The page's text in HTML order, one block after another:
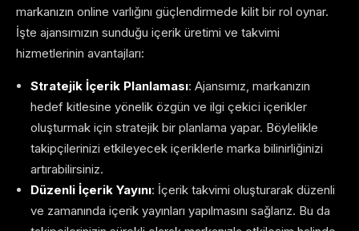
markanızın online varlığını güçlendirmede kilit bir rol oynar.
İşte ajansımızın sunduğu içerik üretimi ve takvimi
hizmetlerinin avantajları:
Stratejik İçerik Planlaması: Ajansımız, markanızın
hedef kitlesine yönelik özgün ve ilgi çekici içerikler
oluşturmak için stratejik bir planlama yapar. Böylelikle
takipçilerinizi etkileyecek içeriklerle marka bilinirliğinizi
artırabilirsiniz.
Düzenli İçerik Yayını: İçerik takvimi oluşturarak düzenli
ve zamanında içerik yayınları yapılmasını sağlarız. Bu da